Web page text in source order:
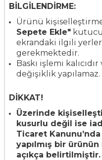
BİLGİLENDİRME:
Ürünü
Sepete Ekle"
ekrandaki ilgili
gerekmektedir.
Baskı işlemi
değişiklik yapılamaz.
DİKKAT!
Üzerinde
kusurlu değil ise
Ticaret
yapılmış bir ürünün
açıkça belirtilmiştir.